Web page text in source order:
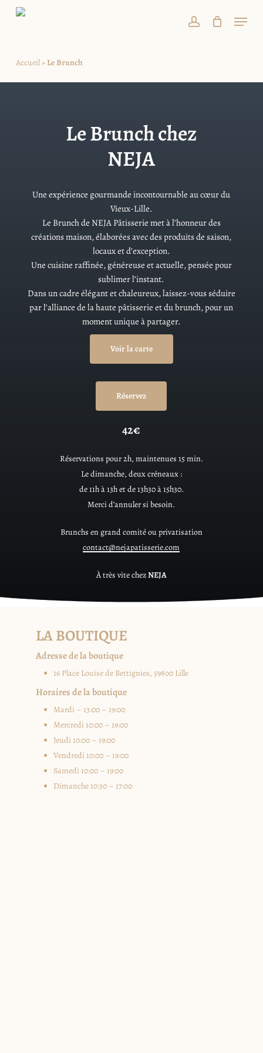
account
Menu
Accueil» Le Brunch
Le Brunch chez
NEJA
Une expérience gourmande incontournable au cœur du
Vieux-Lille.
Le Brunch de NEJA Pâtisserie met à l’honneur des
créations maison, élaborées avec des produits de saison,
locaux et d’exception.
Une cuisine raffinée, généreuse et actuelle, pensée pour
sublimer l’instant.
Dans un cadre élégant et chaleureux, laissez-vous séduire
par l’alliance de la haute pâtisserie et du brunch, pour un
moment unique à partager.
Voir la carte
Réservez
42€
Réservations pour 2h, maintenues 15 min.
Le dimanche, deux créneaux :
de 11h à 13h et de 13h30 à 15h30.
Merci d’annuler si besoin.
Brunchs en grand comité ou privatisation
contact@nejapatisserie.com
À très vite chezNEJA
LA BOUTIQUE
Adresse de la boutique
16 Place Louise de Bettignies, 59800 Lille
Horaires de la boutique
Mardi – 13:00 – 19:00
Mercredi 10:00 – 19:00
Jeudi 10:00 – 19:00
Vendredi 10:00 – 19:00
Samedi 10:00 – 19:00
Dimanche 10:30 – 17:00